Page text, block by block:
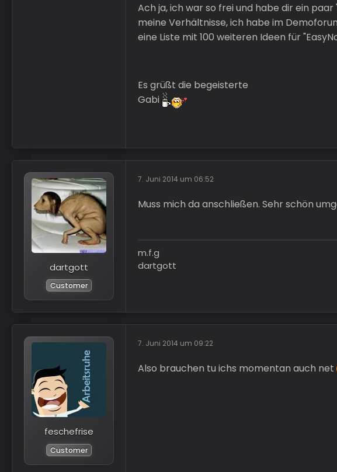
Ach ja, ich war so frei und habe dir ein
meine Verhältnisse, ich habe im
eine Liste mit 100 weiteren Ideen für
Es grüßt die begeisterte
Gabi
dartgott
Customer
7. Juni 2014 um 06:52
Muss mich da anschließen. Sehr schön
m.f.g
dartgott
feschefrise
Customer
7. Juni 2014 um 09:22
Also brauchen tu ichs momentan auch net